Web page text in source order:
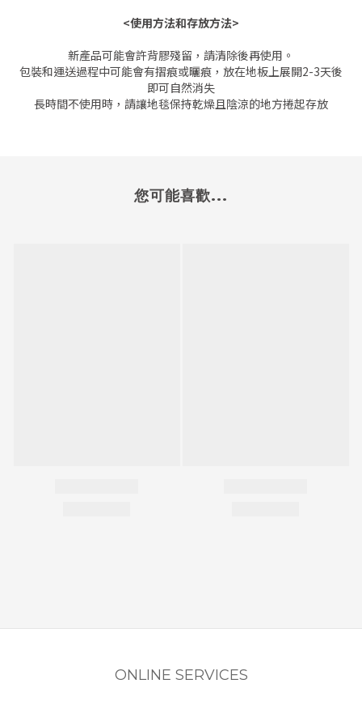
<使用方法和存放方法>
新產品可能會許背膠殘留，請清除後再使用。
包裝和運送過程中可能會有摺痕或曬痕，放在地板上展開2-3天後
即可自然消失
長時間不使用時，請讓地毯保持乾燥且陰涼的地方捲起存放
您可能喜歡...
ONLINE SERVICES